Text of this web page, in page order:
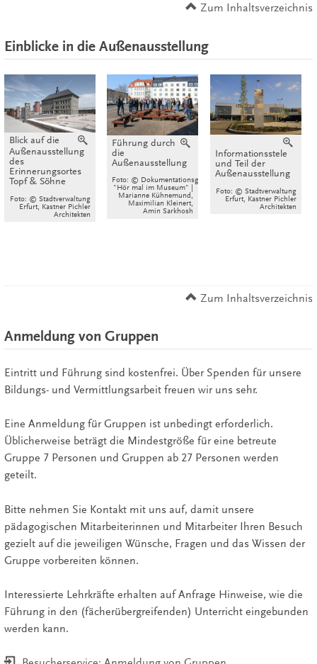
Zum Inhaltsverzeichnis
Einblicke in die Außenausstellung
Vergrößern
Blick auf die
Außenausstellung
des
Erinnerungsortes
Topf & Söhne
Foto: © Stadtverwaltung
Erfurt, Kastner Pichler
Architekten
Führung durch
die
Außenausstellung
Foto: © Dokumentationsgruppe
"Hör mal im Museum" |
Marianne Kühnemund,
Maximilian Kleinert,
Amin Sarkhosh
Informationsstele
und Teil der
Außenausstellung
Foto: © Stadtverwaltung
Erfurt, Kastner Pichler
Architekten
Zum Inhaltsverzeichnis
Anmeldung von Gruppen
Eintritt und Führung sind kostenfrei. Über Spenden für unsere
Bildungs- und Vermittlungsarbeit freuen wir uns sehr.
Eine Anmeldung für Gruppen ist unbedingt erforderlich.
Üblicherweise beträgt die Mindestgröße für eine betreute
Gruppe 7 Personen und Gruppen ab 27 Personen werden
geteilt.
Bitte nehmen Sie Kontakt mit uns auf, damit unsere
pädagogischen Mitarbeiterinnen und Mitarbeiter Ihren Besuch
gezielt auf die jeweiligen Wünsche, Fragen und das Wissen der
Gruppe vorbereiten können.
Interessierte Lehrkräfte erhalten auf Anfrage Hinweise, wie die
Führung in den (fächerübergreifenden) Unterricht eingebunden
werden kann.